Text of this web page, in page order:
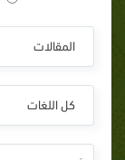
المقالات
كل اللغات